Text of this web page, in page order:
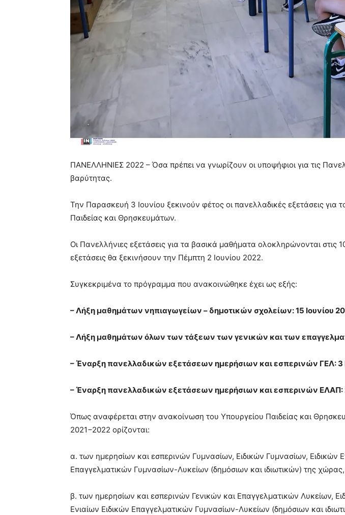
ΠΑΝΕΛΛΗΝΙΕΣ 2022 – Όσα πρέπει να γνωρίζουν οι υποψήφιοι για τις
βαρύτητας.
Την Παρασκευή 3 Ιουνίου ξεκινούν φέτος οι πανελλαδικές εξετάσεις
Παιδείας και Θρησκευμάτων.
Οι Πανελλήνιες εξετάσεις για τα βασικά μαθήματα ολοκληρώνονται
εξετάσεις θα ξεκινήσουν την Πέμπτη 2 Ιουνίου 2022.
Συγκεκριμένα το πρόγραμμα που ανακοινώθηκε έχει ως εξής:
– Λήξη μαθημάτων νηπιαγωγείων – δημοτικών σχολείων: 15 Ιουνίου
– Λήξη μαθημάτων όλων των τάξεων των γενικών και των
– Έναρξη πανελλαδικών εξετάσεων ημερήσιων και εσπερινών ΓΕΛ: 3
– Έναρξη πανελλαδικών εξετάσεων ημερήσιων και εσπερινών ΕΛΑΠ:
Όπως αναφέρεται στην ανακοίνωση του Υπουργείου Παιδείας και
2021−2022 ορίζονται:
α. των ημερησίων και εσπερινών Γυμνασίων, Ειδικών Γυμνασίων,
Επαγγελματικών Γυμνασίων-Λυκείων (δημόσιων και ιδιωτικών) της
β. των ημερησίων και εσπερινών Γενικών και Επαγγελματικών Λυκείων,
Ενιαίων Ειδικών Επαγγελματικών Γυμνασίων-Λυκείων (δημόσιων και